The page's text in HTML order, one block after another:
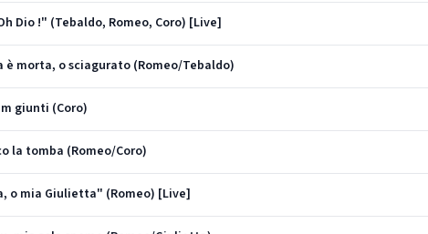
Dio !" (Tebaldo, Romeo, Coro) [Live]
è morta, o sciagurato (Romeo/Tebaldo)
giunti (Coro)
la tomba (Romeo/Coro)
o mia Giulietta" (Romeo) [Live]